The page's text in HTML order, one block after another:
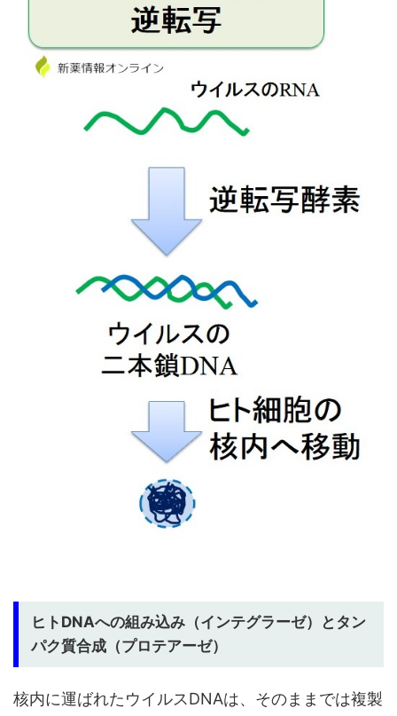
ヒトDNAへの組み込み（インテグラーゼ）とタン
パク質合成（プロテアーゼ）
核内に運ばれたウイルスDNAは、そのままでは複製